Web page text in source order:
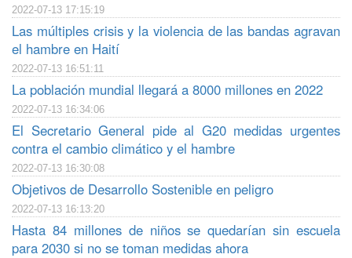
2022-07-13 17:15:19
Las múltiples crisis y la violencia de las bandas agravan
el hambre en Haití
2022-07-13 16:51:11
La población mundial llegará a 8000 millones en 2022
2022-07-13 16:34:06
El Secretario General pide al G20 medidas urgentes
contra el cambio climático y el hambre
2022-07-13 16:30:08
Objetivos de Desarrollo Sostenible en peligro
2022-07-13 16:13:20
Hasta 84 millones de niños se quedarían sin escuela
para 2030 si no se toman medidas ahora